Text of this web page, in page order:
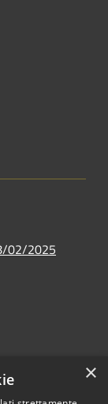
02/2025
×